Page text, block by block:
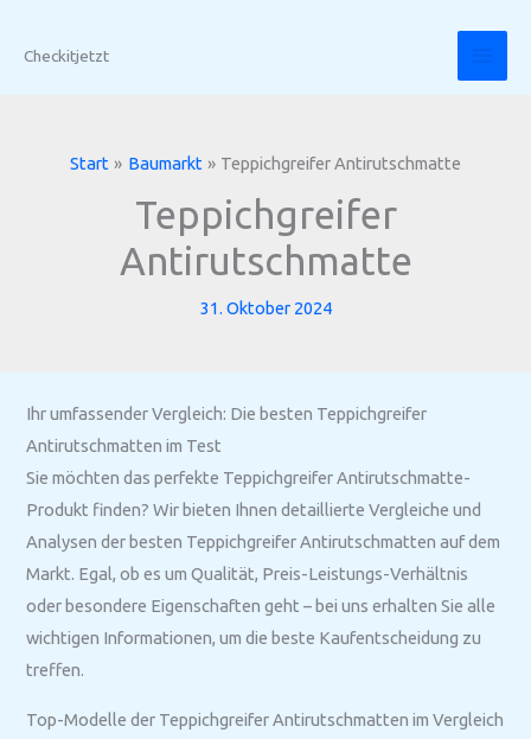
InhaltCheckitjetzt
Start Baumarkt Teppichgreifer Antirutschmatte
Teppichgreifer
Antirutschmatte
31. Oktober 2024
Ihr umfassender Vergleich: Die besten Teppichgreifer
Antirutschmatten im Test
Sie möchten das perfekte Teppichgreifer Antirutschmatte-
Produkt finden? Wir bieten Ihnen detaillierte Vergleiche und
Analysen der besten Teppichgreifer Antirutschmatten auf dem
Markt. Egal, ob es um Qualität, Preis-Leistungs-Verhältnis
oder besondere Eigenschaften geht – bei uns erhalten Sie alle
wichtigen Informationen, um die beste Kaufentscheidung zu
treffen.
Top-Modelle der Teppichgreifer Antirutschmatten im Vergleich